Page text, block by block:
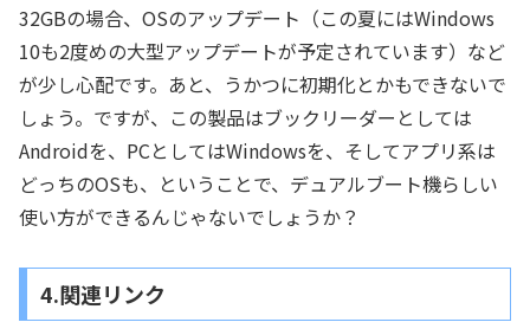
32GBの場合、OSのアップデート（この夏にはWindows
10も2度めの大型アップデートが予定されています）など
が少し心配です。あと、うかつに初期化とかもできないで
しょう。ですが、この製品はブックリーダーとしては
Androidを、PCとしてはWindowsを、そしてアプリ系は
どっちのOSも、ということで、デュアルブート機らしい
使い方ができるんじゃないでしょうか？
4.関連リンク